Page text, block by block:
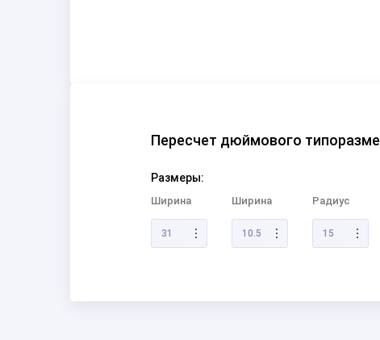
Пересчет дюймового
Размеры:
Ширина
31
Ширина
10.5
Радиус
15